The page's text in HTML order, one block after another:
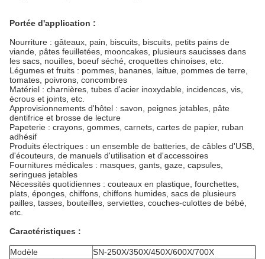
Portée d'application :
Nourriture : gâteaux, pain, biscuits, biscuits, petits pains de
viande, pâtes feuilletées, mooncakes, plusieurs saucisses dans
les sacs, nouilles, boeuf séché, croquettes chinoises, etc.
Légumes et fruits : pommes, bananes, laitue, pommes de terre,
tomates, poivrons, concombres
Matériel : charnières, tubes d'acier inoxydable, incidences, vis,
écrous et joints, etc.
Approvisionnements d'hôtel : savon, peignes jetables, pâte
dentifrice et brosse de lecture
Papeterie : crayons, gommes, carnets, cartes de papier, ruban
adhésif
Produits électriques : un ensemble de batteries, de câbles d'USB,
d'écouteurs, de manuels d'utilisation et d'accessoires
Fournitures médicales : masques, gants, gaze, capsules,
seringues jetables
Nécessités quotidiennes : couteaux en plastique, fourchettes,
plats, éponges, chiffons, chiffons humides, sacs de plusieurs
pailles, tasses, bouteilles, serviettes, couches-culottes de bébé,
etc.
Caractéristiques :
Modèle
SN-250X/350X/450X/600X/700X